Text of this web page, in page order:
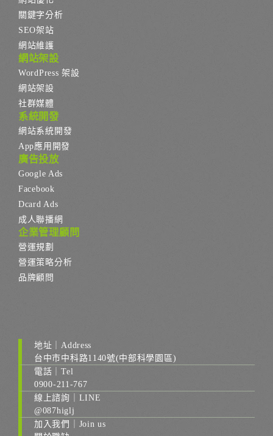
關鍵字分析
SEO架站
網站維護
網站架設
WordPress 架設
網站架設
社群媒體
系統開發
網站系統開發
App應用開發
廣告投放
Google Ads
Facebook
Dcard Ads
成人聯播網
企業管理顧問
營運規劃
營運策略分析
品牌顧問
地址｜Address
台中市中科路1140號(中部科學園區)
電話｜Tel
0900-211-767
線上諮詢｜LINE
@087higlj
加入我們｜Join us